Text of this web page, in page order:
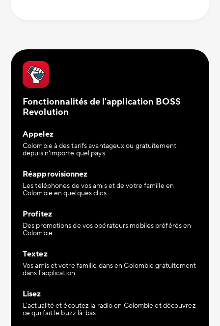
Fonctionnalités de l'application BOSS
Revolution
Appelez
Colombie à des tarifs avantageux ou gratuitement
depuis n'importe quel pays.
Réapprovisionnez
Les téléphones de vos amis et de votre famille en
Colombie en quelques clics.
Profitez
Des promotions de vos opérateurs mobiles préférés en
Colombie.
Textez
Vos amis et votre famille dans en Colombie gratuitement
dans l'application.
Lisez
L'actualité et écoutez la radio en Colombie et découvrez
ce qui fait le buzz là-bas.